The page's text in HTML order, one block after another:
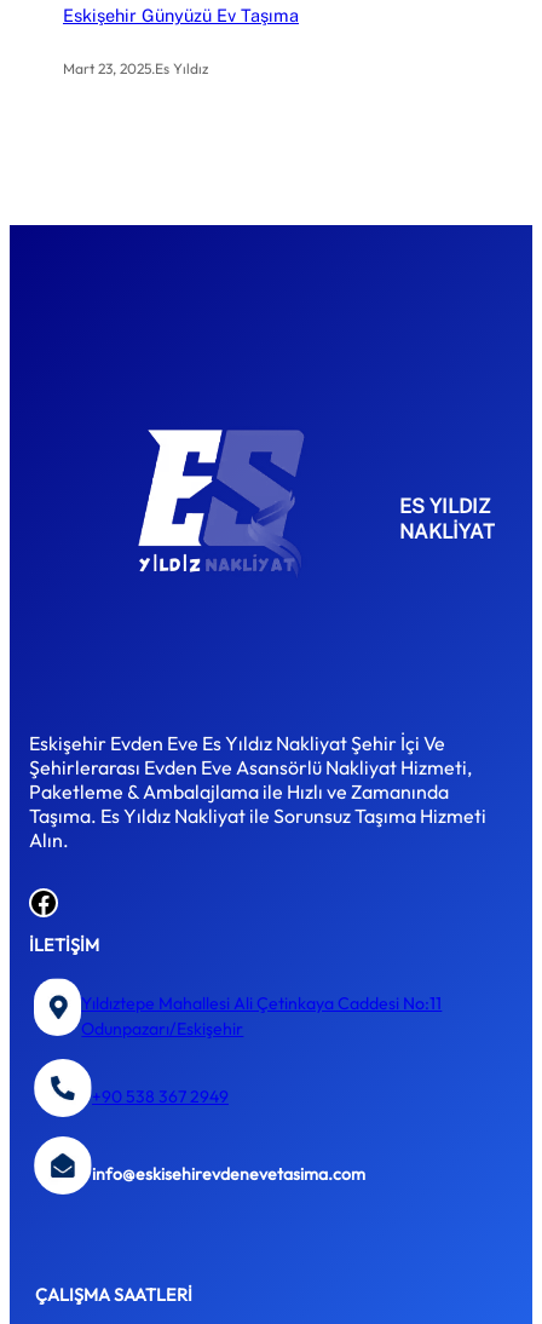
Eskişehir Günyüzü Ev Taşıma
Mart 23, 2025.Es Yıldız
ES YILDIZ
NAKLİYAT
Eskişehir Evden Eve Es Yıldız Nakliyat Şehir İçi Ve
Şehirlerarası Evden Eve Asansörlü Nakliyat Hizmeti,
Paketleme & Ambalajlama ile Hızlı ve Zamanında
Taşıma. Es Yıldız Nakliyat ile Sorunsuz Taşıma Hizmeti
Alın.
Facebook
İLETİŞİM
Yıldıztepe Mahallesi Ali Çetinkaya Caddesi No:11
Odunpazarı/Eskişehir
+90 538 367 2949
info@eskisehirevdenevetasima.com
ÇALIŞMA SAATLERİ